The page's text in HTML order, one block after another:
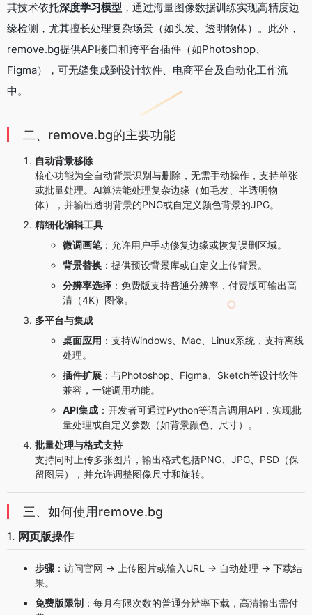
其技术依托深度学习模型 ，通过海量图像数据训练实现高精度边
缘检测，尤其擅长处理复杂场景（如头发、透明物体）。此外，
remove.bg提供API接口和跨平台插件（如Photoshop、
Figma），可无缝集成到设计软件、电商平台及自动化工作流
中。
二、remove.bg的主要功能
自动背景移除
核心功能为全自动背景识别与删除，无需手动操作，支持单张
或批量处理。AI算法能处理复杂边缘（如毛发、半透明物
体），并输出透明背景的PNG或自定义颜色背景的JPG。
精细化编辑工具
微调画笔：允许用户手动修复边缘或恢复误删区域。
背景替换 ：提供预设背景库或自定义上传背景。
分辨率选择 ：免费版支持普通分辨率，付费版可输出高
清（4K）图像。
多平台与集成
桌面应用 ：支持Windows、Mac、Linux系统，支持离线
处理。
插件扩展 ：与Photoshop、Figma、Sketch等设计软件
兼容，一键调用功能。
API集成 ：开发者可通过Python等语言调用API，实现批
量处理或自定义参数（如背景颜色、尺寸）。
批量处理与格式支持
支持同时上传多张图片，输出格式包括PNG、JPG、PSD（保
留图层），并允许调整图像尺寸和旋转。
三、如何使用remove.bg
1. 网页版操作
步骤 ：访问官网 → 上传图片或输入URL → 自动处理 → 下载结
果。
免费版限制 ：每月有限次数的普通分辨率下载，高清输出需付